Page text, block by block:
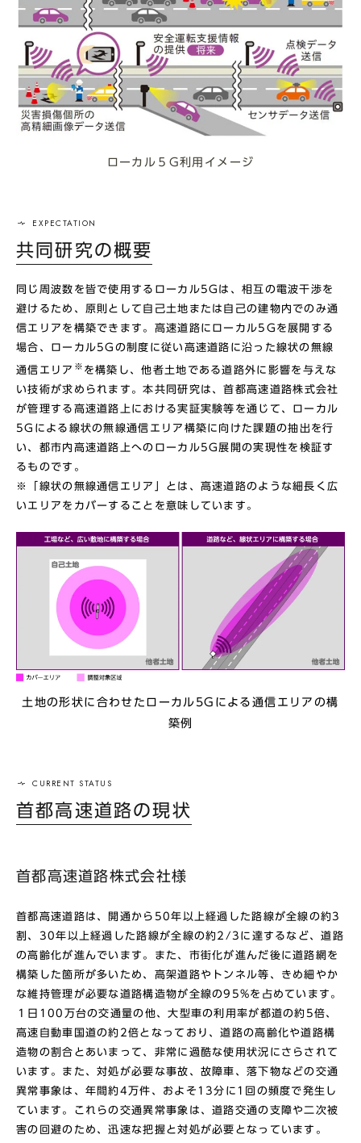
ローカル５G利用イメージ
共同研究の概要
同じ周波数を皆で使用するローカル5Gは、相互の電波干渉を
避けるため、原則として自己土地または自己の建物内でのみ通
信エリアを構築できます。高速道路にローカル5Gを展開する
場合、ローカル5Gの制度に従い高速道路に沿った線状の無線
通信エリア ※ を構築し、他者土地である道路外に影響を与えな
い技術が求められます。本共同研究は、首都高速道路株式会社
が管理する高速道路上における実証実験等を通じて、ローカル
5G による線状の無線通信エリア構築に向けた課題の抽出を行
い、都市内高速道路上へのローカル5G 展開の実現性を検証す
るものです。
※「線状の無線通信エリア」とは、高速道路のような細長く広
いエリアをカバーすることを意味しています。
土地の形状に合わせたローカル5Gによる通信エリアの構
築例
首都高速道路の現状
首都高速道路株式会社様
首都高速道路は、開通から50年以上経過した路線が全線の約3
割、30年以上経過した路線が全線の約2/3に達するなど、道路
の高齢化が進んでいます。また、市街化が進んだ後に道路網を
構築した箇所が多いため、高架道路やトンネル等、きめ細やか
な維持管理が必要な道路構造物が全線の95%を占めています。
１日100万台の交通量の他、大型車の利用率が都道の約5倍、
高速自動車国道の約2倍となっており、道路の高齢化や道路構
造物の割合とあいまって、非常に過酷な使用状況にさらされて
います。また、対処が必要な事故、故障車、落下物などの交通
異常事象は、年間約4万件、およそ13分に1回の頻度で発生し
ています。これらの交通異常事象は、道路交通の支障や二次被
害の回避のため、迅速な把握と対処が必要となっています。